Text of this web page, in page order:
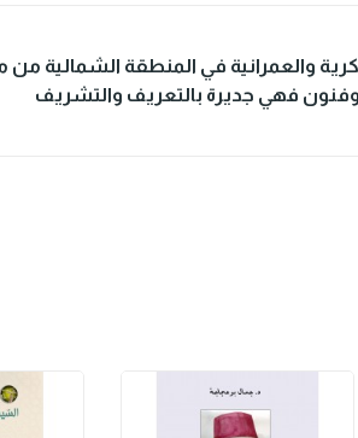
والعمرانية في المنطقة الشمالية
فهي جديرة بالتعريف والتشريف